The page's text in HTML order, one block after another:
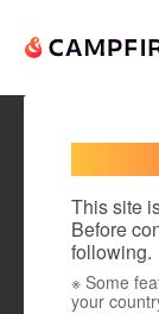
This site
Before
following.
※ Some
your